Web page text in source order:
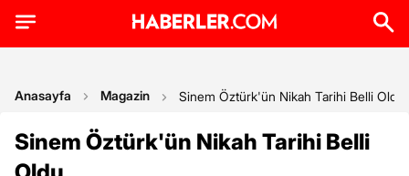
Anasayfa Magazin Sinem Öztürk'ün Nikah Tarihi Belli Oldu
Sinem Öztürk'ün Nikah Tarihi Belli